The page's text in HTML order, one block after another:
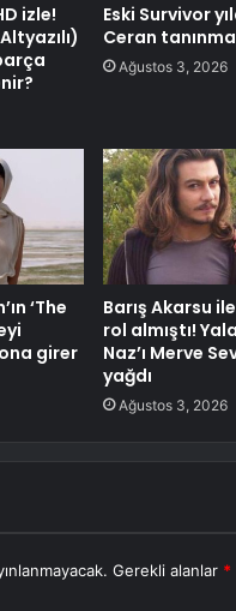
izle!
Eski Survivor
Ceran
Ağustos 3, 2026
‘The
girer
Barış Akarsu
rol almıştı!
Naz’ı Merve
yağdı
Ağustos 3, 2026
Gerekli alanlar *